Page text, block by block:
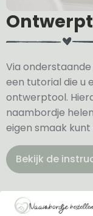
Via
een tutorial die u
ontwerptool.
naambordje
eigen smaak
Bekijk de